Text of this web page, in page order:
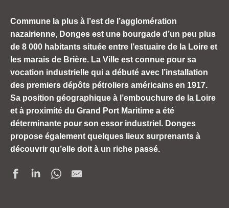
Commune la plus à l’est de l’agglomération
nazairienne, Donges est une bourgade d’un peu plus
de 8 000 habitants située entre l’estuaire de la Loire et
les marais de Brière. La Ville est connue pour sa
vocation industrielle qui a débuté avec l’installation
des premiers dépôts pétroliers américains en 1917.
Sa position géographique à l’embouchure de la Loire
et à proximité du Grand Port Maritime a été
déterminante pour son essor industriel. Donges
propose également quelques lieux surprenants à
découvrir qu’elle doit à un riche passé.